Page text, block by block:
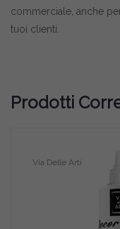
commerciale, anche
tuoi clienti.
Prodotti
Via Delle Arti